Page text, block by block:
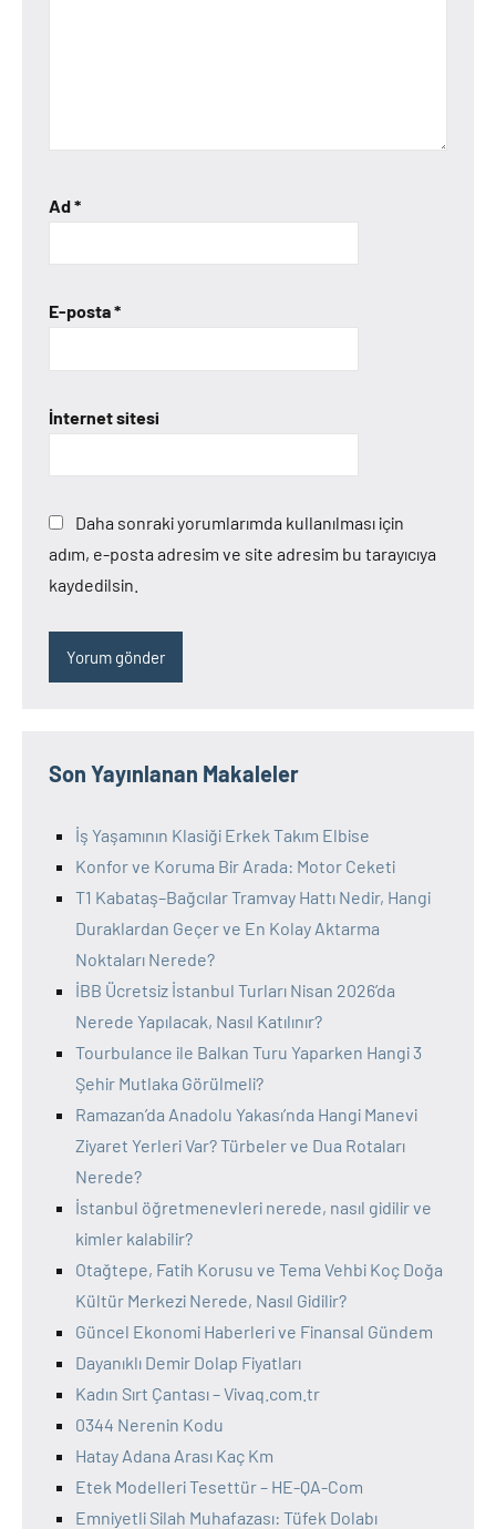
Ad*
E-posta*
İnternet sitesi
Daha sonraki yorumlarımda kullanılması için
adım, e-posta adresim ve site adresim bu tarayıcıya
kaydedilsin.
Son Yayınlanan Makaleler
İş Yaşamının Klasiği Erkek Takım Elbise
Konfor ve Koruma Bir Arada: Motor Ceketi
T1 Kabataş–Bağcılar Tramvay Hattı Nedir, Hangi
Duraklardan Geçer ve En Kolay Aktarma
Noktaları Nerede?
İBB Ücretsiz İstanbul Turları Nisan 2026’da
Nerede Yapılacak, Nasıl Katılınır?
Tourbulance ile Balkan Turu Yaparken Hangi 3
Şehir Mutlaka Görülmeli?
Ramazan’da Anadolu Yakası’nda Hangi Manevi
Ziyaret Yerleri Var? Türbeler ve Dua Rotaları
Nerede?
İstanbul öğretmenevleri nerede, nasıl gidilir ve
kimler kalabilir?
Otağtepe, Fatih Korusu ve Tema Vehbi Koç Doğa
Kültür Merkezi Nerede, Nasıl Gidilir?
Güncel Ekonomi Haberleri ve Finansal Gündem
Dayanıklı Demir Dolap Fiyatları
Kadın Sırt Çantası – Vivaq.com.tr
0344 Nerenin Kodu
Hatay Adana Arası Kaç Km
Etek Modelleri Tesettür – HE-QA-Com
Emniyetli Silah Muhafazası: Tüfek Dolabı